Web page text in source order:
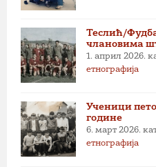
Теслић/
члановима
1. април 2026.
етнографија
Ученици
године
6. март 2026.
етнографија